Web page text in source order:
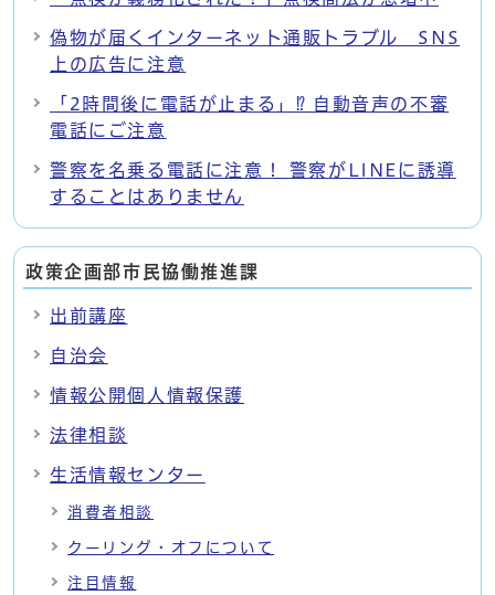
偽物が届くインターネット通販トラブル SNS
上の広告に注意
「2時間後に電話が止まる」⁉ 自動音声の不審
電話にご注意
警察を名乗る電話に注意！ 警察がLINEに誘導
することはありません
政策企画部市民協働推進課
出前講座
自治会
情報公開個人情報保護
法律相談
生活情報センター
消費者相談
クーリング・オフについて
注目情報